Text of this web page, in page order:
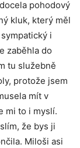
pohodový
kluk, který měl
i
zaběhla do
tu služebně
protože jsem
mít v
mi to i myslí.
že bys ji
Miloši asi